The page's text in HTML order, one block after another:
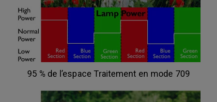
95 % de l’espace Traitement en mode 709